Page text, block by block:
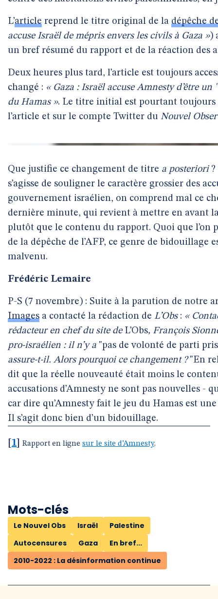
L’article reprend le titre original de la dépêche
accuse Israël de mépris envers les civils à Gaza »)
un bref résumé du rapport et de la réaction des
Deux heures plus tard, l’article est toujours
changé : « Gaza : Israël accuse Amnesty d’être
du Hamas ». Le titre initial est pourtant toujours
l’article et sur le compte Twitter du Nouvel
Que justifie ce changement de titre a posteriori?
s’agisse de souligner le caractère grossier des
gouvernement israélien, on comprend mal ce
dernière minute, qui revient à mettre en avant
plutôt que le contenu du rapport. Quoi que l’on
de la dépêche de l’AFP, ce genre de bidouillage
malvenu.
Frédéric Lemaire
P-S (7 novembre) : Suite à la parution de notre
Images a contacté la rédaction de L’Obs: «
rédacteur en chef du site de L’Obs, François
pro-israélien : il n’y a "pas de volonté de parti
assure-t-il. Alors pourquoi ce changement ?"En
dit que la réelle nouveauté était moins le
accusations d’Amnesty ne sont pas nouvelles -
car dire qu’Amnesty fait le jeu du Hamas est
Il s’agit donc bien d’un bidouillage.
1 Rapport en ligne sur le site d’Amnesty.
Mots-clés
Le Nouvel Obs Israël
Palestine
Autocensures
Gaza
En bref...
2010-2022 : La désinformation continue